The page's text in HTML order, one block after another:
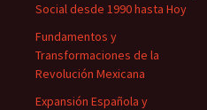
Social desde 1990 hasta Hoy
Fundamentos y
Transformaciones de la
Revolución Mexicana
Expansión Española y